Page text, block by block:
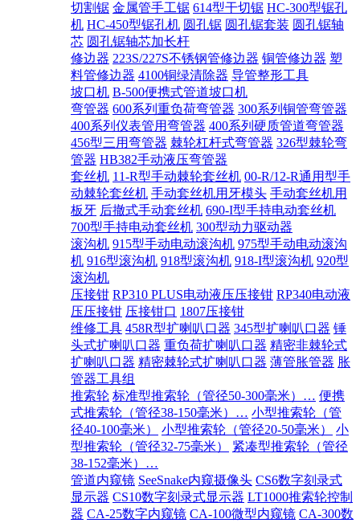
切割锯 金属管手工锯 614型干切锯 HC-300型锯孔
机 HC-450型锯孔机 圆孔锯 圆孔锯套装 圆孔锯轴
芯 圆孔锯轴芯加长杆
修边器 223S/227S不锈钢管修边器 铜管修边器 塑
料管修边器 4100铜绿清除器 导管整形工具
坡口机 B-500便携式管道坡口机
弯管器 600系列重负荷弯管器 300系列铜管弯管器
400系列仪表管用弯管器 400系列硬质管道弯管器
456型三用弯管器 棘轮杠杆式弯管器 326型棘轮弯
管器 HB382手动液压弯管器
套丝机 11-R型手动棘轮套丝机 00-R/12-R通用型手
动棘轮套丝机 手动套丝机用牙模头 手动套丝机用
板牙 后撤式手动套丝机 690-I型手持电动套丝机
700型手持电动套丝机 300型动力驱动器
滚沟机 915型手动电动滚沟机 975型手动电动滚沟
机 916型滚沟机 918型滚沟机 918-I型滚沟机 920型
滚沟机
压接钳 RP310 PLUS电动液压压接钳 RP340电动液
压压接钳 压接钳口 1807压接钳
维修工具 458R型扩喇叭口器 345型扩喇叭口器 锤
头式扩喇叭口器 重负荷扩喇叭口器 精密非棘轮式
扩喇叭口器 精密棘轮式扩喇叭口器 薄管胀管器 胀
管器工具组
推索轮 标准型推索轮（管径50-300毫米）… 便携
式推索轮（管径38-150毫米）… 小型推索轮（管
径40-100毫米）
小型推索轮（管径20-50毫米）
小
型推索轮（管径32-75毫米）
紧凑型推索轮（管径
38-152毫米）…
管道内窥镜 SeeSnake内窥摄像头 CS6数字刻录式
显示器 CS10数字刻录式显示器 LT1000推索轮控制
器 CA-25数字内窥镜 CA-100微型内窥镜 CA-300数